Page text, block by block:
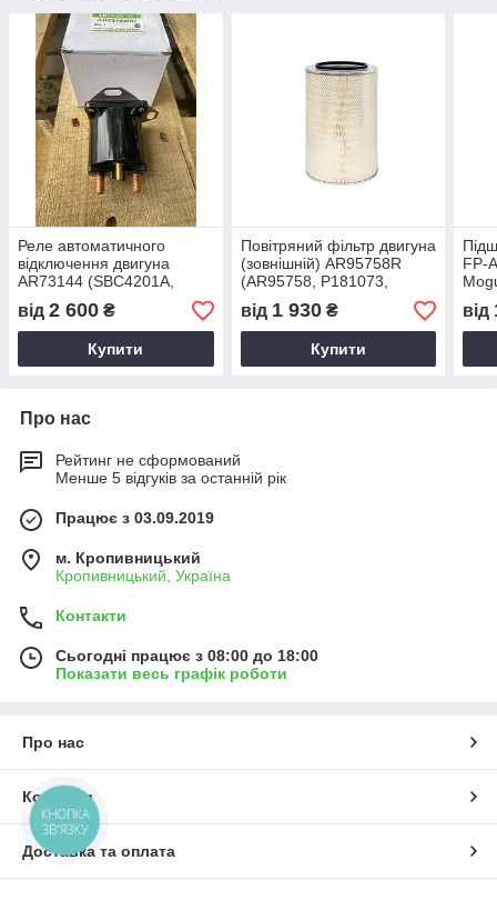
Реле автоматичного
відключення двигуна
AR73144 (SBC4201A,
SBC4201D)
від 2 600 ₴
Купити
Повітряний фільтр двигуна
(зовнішній) AR95758R
(AR95758, P181073,
86029150, 46774, AF4801,
PA2676) (HDParts-AG,
США)
від 1 930₴
Купити
FP-
від
Про нас
Рейтинг не сформований
Менше 5 відгуків за останній рік
Працює з 03.09.2019
м. Кропивницький
Кропивницький, Україна
Контакти
Сьогодні працює з 08:00 до 18:00
Показати весь графік роботи
Про нас
Контакти
Доставка та оплата
КНОПКА
ЗВ'ЯЗКУ